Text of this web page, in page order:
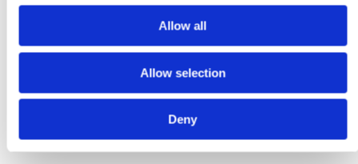
Allow all
Allow selection
Deny